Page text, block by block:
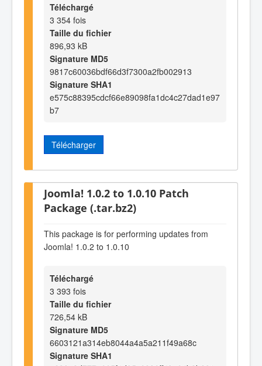
Téléchargé
3 354 fois
Taille du fichier
896,93 kB
Signature MD5
9817c60036bdf66d3f7300a2fb002913
Signature SHA1
e575c88395cdcf66e89098fa1dc4c27dad1e97
b7
Télécharger
Joomla! 1.0.2 to 1.0.10 Patch
Package (.tar.bz2)
This package is for performing updates from
Joomla! 1.0.2 to 1.0.10
Téléchargé
3 393 fois
Taille du fichier
726,54 kB
Signature MD5
6603121a314eb8044a4a5a211f49a68c
Signature SHA1